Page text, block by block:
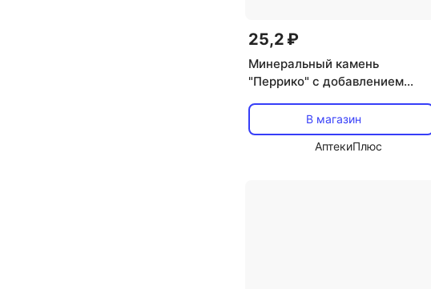
25,2 ₽
Минеральный камень
"Перрико" с добавлением
В магазин
АптекиПлюс